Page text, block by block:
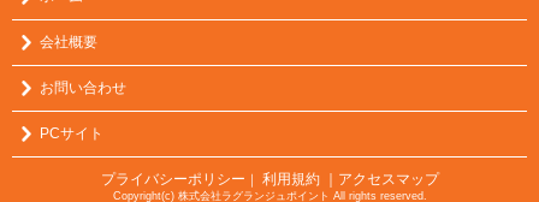
会社概要
お問い合わせ
PCサイト
プライバシーポリシー 利用規約 ｜アクセスマップ
Copyright(c) 株式会社ラグランジュポイント All rights reserved.